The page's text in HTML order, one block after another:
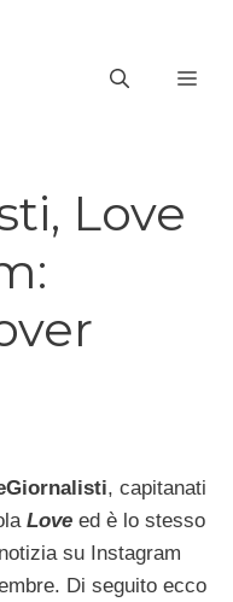
Love
, capitanati
Love ed è lo stesso
su Instagram
Di seguito ecco